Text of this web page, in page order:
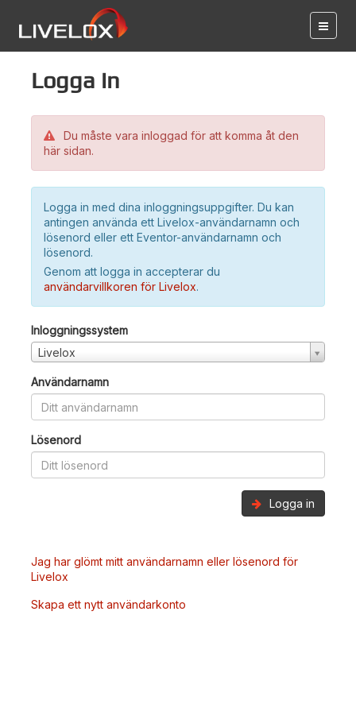
Logga in
Du måste vara inloggad för att komma åt den
här sidan.
Logga in med dina inloggningsuppgifter. Du kan
antingen använda ett Livelox-användarnamn och
lösenord eller ett Eventor-användarnamn och
lösenord.
Genom att logga in accepterar du
användarvillkoren för Livelox.
Inloggningssystem
Livelox
Användarnamn
Lösenord
Logga in
Jag har glömt mitt användarnamn eller lösenord för
Livelox
Skapa ett nytt användarkonto